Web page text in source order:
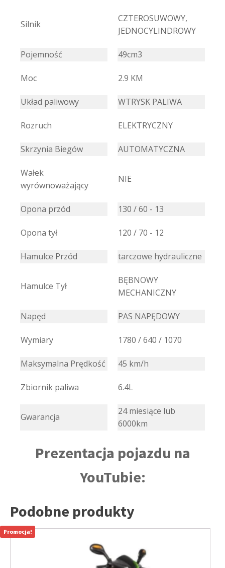
Silnik
CZTEROSUWOWY,
JEDNOCYLINDROWY
Pojemność 49cm3
Moc 2.9 KM
Układ paliwowy WTRYSK PALIWA
Rozruch ELEKTRYCZNY
Skrzynia Biegów AUTOMATYCZNA
Wałek
wyrównoważający
NIE
Opona przód 130 / 60 - 13
Opona tył 120 / 70 - 12
Hamulce Przód tarczowe hydrauliczne
Hamulce Tył
BĘBNOWY
MECHANICZNY
Napęd PAS NAPĘDOWY
Wymiary 1780 / 640 / 1070
Maksymalna Prędkość 45 km/h
Zbiornik paliwa 6.4L
Gwarancja
24 miesiące lub
6000km
Prezentacja pojazdu na
YouTubie:
Podobne produkty
Promocja!